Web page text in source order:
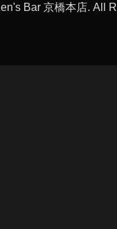
Bar 京橋本店. All